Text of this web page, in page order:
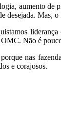
aumento de
desejada. Mas,
Não é
nas
e corajosos.